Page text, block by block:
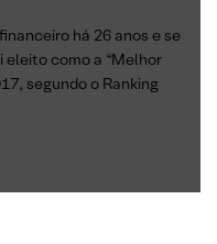
há 26 anos e se
eleito como a “Melhor
segundo o Ranking